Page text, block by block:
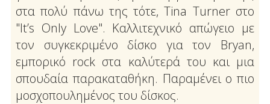
στα πολύ πάνω της τότε, Tina Turner στο
"It’s Only Love". Καλλιτεχνικό απώγειο με
τον συγκεκριμένο δίσκο για τον Bryan,
εμπορικό rock στα καλύτερά του και μια
σπουδαία παρακαταθήκη. Παραμένει ο πιο
μοσχοπουλημένος του δίσκος.